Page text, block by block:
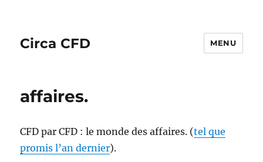
Circa CFD MENU
affaires.
CFD par CFD : le monde des affaires. (tel que
promis l’an dernier).